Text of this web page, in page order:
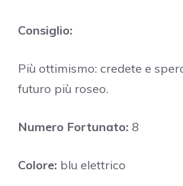
Consiglio:
Più ottimismo: credete e
futuro più roseo.
Numero Fortunato: 8
Colore: blu elettrico